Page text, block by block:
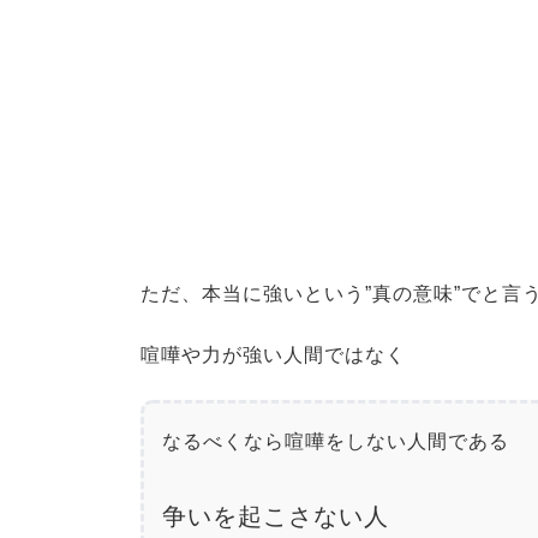
ただ、本当に強いという”真の意味”でと言
喧嘩や力が強い人間ではなく
なるべくなら喧嘩をしない人間である
争いを起こさない人